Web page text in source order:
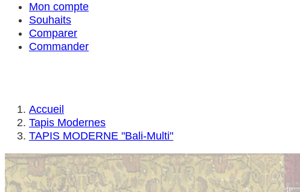
Mon compte
Souhaits
Comparer
Commander
Accueil
Tapis Modernes
TAPIS MODERNE "Bali-Multi"